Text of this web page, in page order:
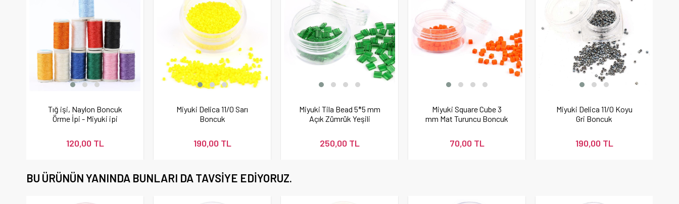
Tığ işi, Naylon Boncuk
Örme İpi - Miyuki ipi
120,00 TL
Miyuki Delica 11/0 Sarı
Boncuk
190,00 TL
Miyuki Tila Bead 5*5 mm
Açık Zümrük Yeşili
250,00 TL
Miyuki Square Cube 3
mm Mat Turuncu Boncuk
70,00 TL
Miyuki Delica 11/0 Koyu
Gri Boncuk
190,00 TL
BU ÜRÜNÜN YANINDA BUNLARI DA TAVSIYE EDIYORUZ.